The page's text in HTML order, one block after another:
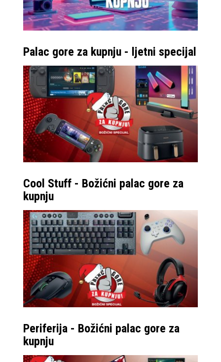
Palac gore za kupnju - ljetni specijal
Cool Stuff - Božićni palac gore za
kupnju
Periferija - Božićni palac gore za
kupnju